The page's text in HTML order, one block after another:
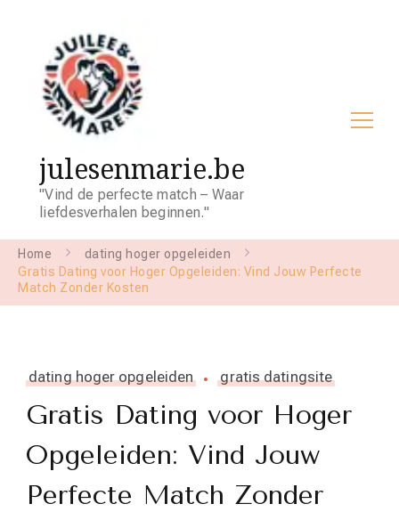
julesenmarie.be
"Vind de perfecte match – Waar
liefdesverhalen beginnen."
Home
dating hoger opgeleiden
Gratis Dating voor Hoger Opgeleiden: Vind Jouw Perfecte
Match Zonder Kosten
dating hoger opgeleiden gratis datingsite
Gratis Dating voor Hoger
Opgeleiden: Vind Jouw
Perfecte Match Zonder